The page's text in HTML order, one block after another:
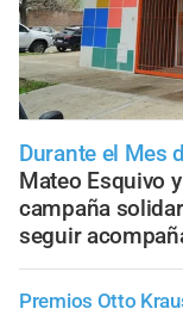
Durante el Mes
Mateo Esquivo
campaña
seguir
Premios Otto